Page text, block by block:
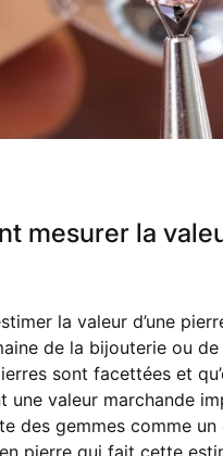
mesurer la
la valeur d’une
de la bijouterie ou
sont facettées et
une valeur marchande
des gemmes comme